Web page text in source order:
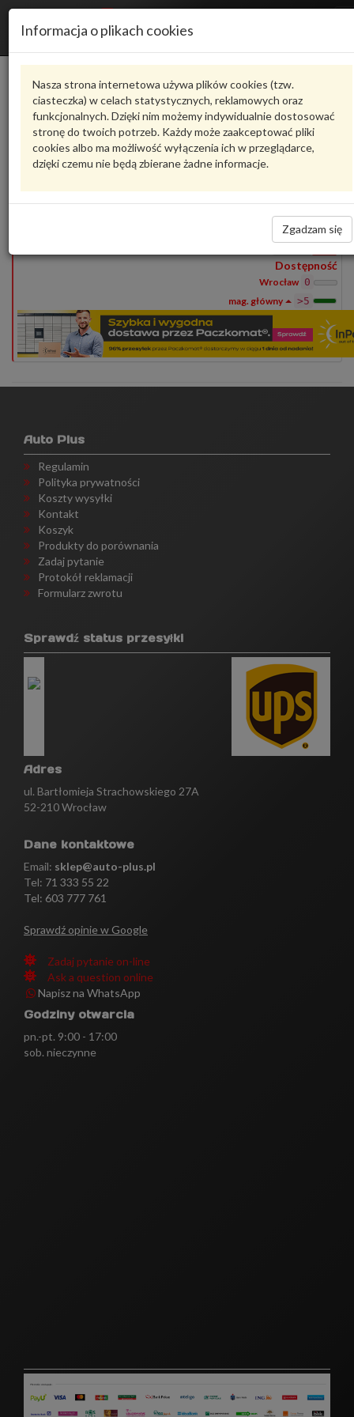
Informacja o plikach cookies
Nasza strona internetowa używa plików cookies (tzw.
ciasteczka) w celach statystycznych, reklamowych oraz
funkcjonalnych. Dzięki nim możemy indywidualnie dostosować
stronę do twoich potrzeb. Każdy może zaakceptować pliki
cookies albo ma możliwość wyłączenia ich w przeglądarce,
dzięki czemu nie będą zbierane żadne informacje.
Zgadzam się
Produkty 1
Pokaż pełny opis Zadaj pytanie o produkt
1S0809961HVAG - produkt oryginalny VW AUDI SEAT SKODA
260,86 zł
Wprowadź
ilość
Dostępność
Wrocław 0
>5
Auto Plus
Regulamin
Polityka prywatności
Koszty wysyłki
Kontakt
Koszyk
Produkty do porównania
Zadaj pytanie
Protokół reklamacji
Formularz zwrotu
Sprawdź status przesyłki
Adres
ul. Bartłomieja Strachowskiego 27A
52-210 Wrocław
Dane kontaktowe
Email: sklep@auto-plus.pl
Tel: 71 333 55 22
Tel: 603 777 761
Sprawdź opinie w Google
Zadaj pytanie on-line
Ask a question online
Napisz na WhatsApp
Godziny otwarcia
pn.-pt. 9:00 - 17:00
sob. nieczynne